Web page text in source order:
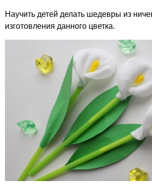
Научить детей делать шедевры из
изготовления данного цветка.